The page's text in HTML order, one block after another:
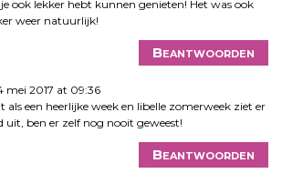
ook lekker hebt kunnen genieten! Het was ook
weer natuurlijk!
Beantwoorden
mei 2017 at 09:36
als een heerlijke week en libelle zomerweek ziet er
uit, ben er zelf nog nooit geweest!
Beantwoorden